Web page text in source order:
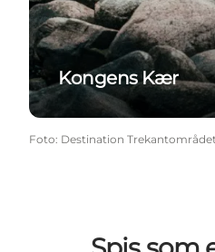
Kongens Kær
Foto: Destination Trekantområdet